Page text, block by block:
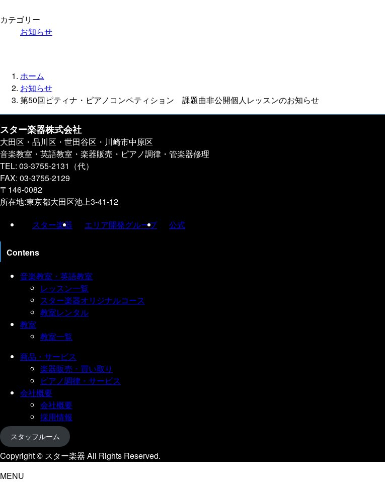
カテゴリー
お知らせ
ホーム
お知らせ
第50回ピティナ・ピアノコンペティション 課題曲非公開個人レッスンのお知らせ
スター楽器株式会社
大田区・品川区・世田谷区・川崎市中原区
音楽教室・英語教室・楽器販売・ピアノ調律・管楽器修理
TEL: 03-3755-2131（代）
FAX: 03-3755-2129
〒146-0082
所在地:東京都大田区池上3-41-12
スター楽器
エリア開発グループ 公式
Contens
音楽教室・英語教室
レッスン一覧
スター楽器オリジナルコース
教室レンタル
教室
教室一覧
商品・サービス
楽器販売・買い取り
ピアノ調律・サービス
会社概要
会社概要
採用情報
スタッフルーム
Copyright © スター楽器 All Rights Reserved.
MENU